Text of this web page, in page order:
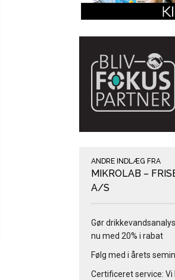
ANDRE INDLÆG FRA
MIKROLAB –
A/S
Gør
nu med 20% i rabat
Følg med i årets
Certificeret service: